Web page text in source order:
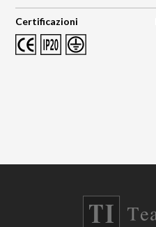
Certificazioni